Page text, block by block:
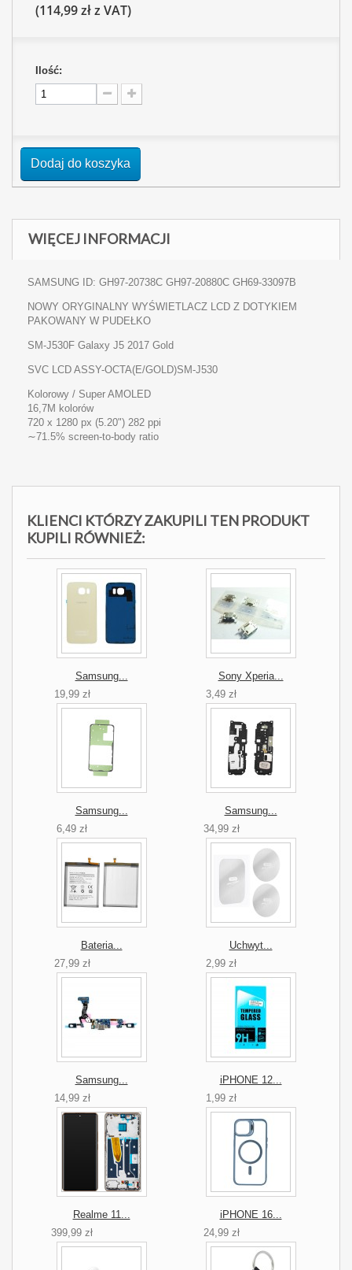
(114,99 zł z VAT)
Ilość:
Dodaj do koszyka
WIĘCEJ INFORMACJI
SAMSUNG ID: GH97-20738C GH97-20880C GH69-33097B
NOWY ORYGINALNY WYŚWIETLACZ LCD Z DOTYKIEM
PAKOWANY W PUDEŁKO
SM-J530F Galaxy J5 2017 Gold
SVC LCD ASSY-OCTA(E/GOLD)SM-J530
Kolorowy / Super AMOLED
16,7M kolorów
720 x 1280 px (5.20") 282 ppi
∼71.5% screen-to-body ratio
KLIENCI KTÓRZY ZAKUPILI TEN PRODUKT
KUPILI RÓWNIEŻ:
Samsung...
19,99 zł
Sony Xperia...
3,49 zł
Samsung...
6,49 zł
Samsung...
34,99 zł
Bateria...
27,99 zł
Uchwyt...
2,99 zł
Samsung...
14,99 zł
iPHONE 12...
1,99 zł
Realme 11...
399,99 zł
iPHONE 16...
24,99 zł